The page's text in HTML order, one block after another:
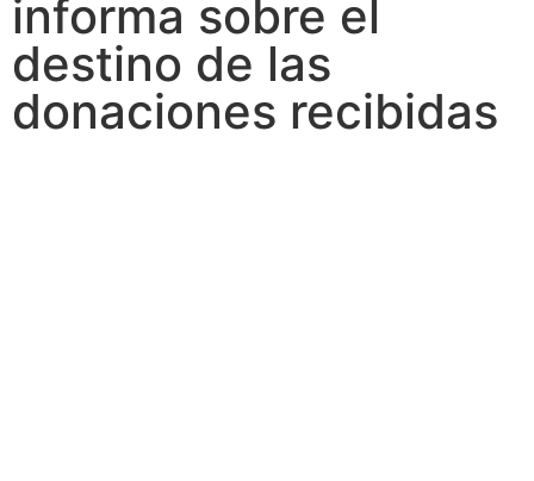
informa sobre el
destino de las
donaciones recibidas